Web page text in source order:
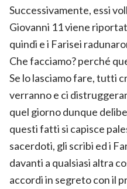
Successivamente, essi
Giovanni 11 viene
quindi e i Farisei
Che facciamo? perché
Se lo lasciamo fare, tutti
verranno e ci
quel giorno dunque
questi fatti si capisce
sacerdoti, gli scribi ed i
davanti a qualsiasi altra
accordi in segreto con il